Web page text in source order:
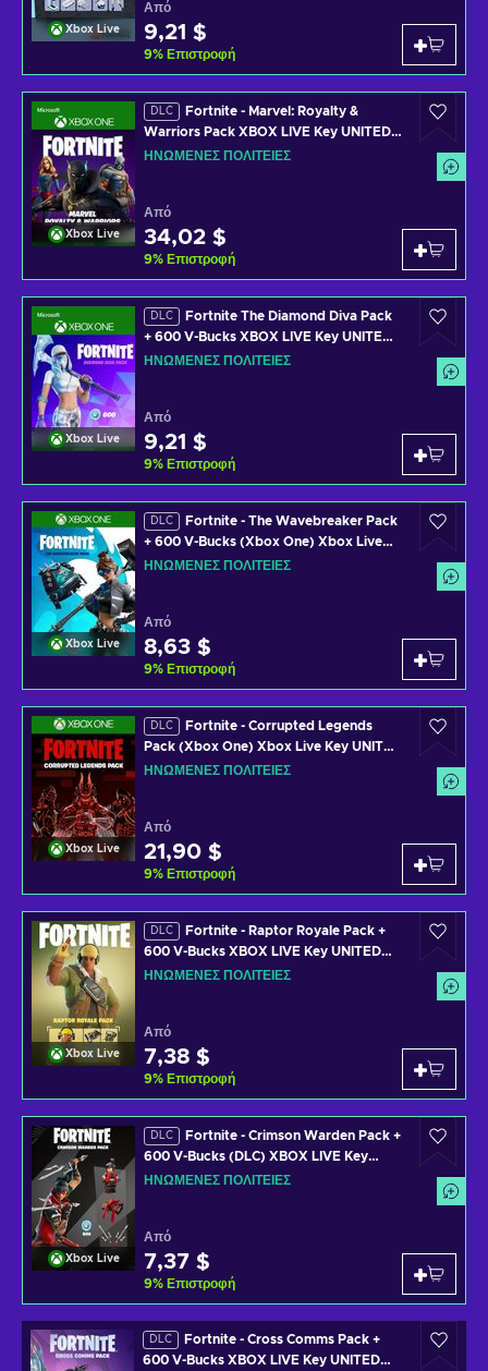
Xbox Live
Από
9,21 $
9% Επιστροφή
Xbox Live
DLC
Fortnite - Marvel: Royalty &
Warriors Pack XBOX LIVE Key UNITED
STATES
ΗΝΩΜΈΝΕΣ ΠΟΛΙΤΕΊΕΣ
Από
34,02 $
9% Επιστροφή
Xbox Live
DLC
Fortnite The Diamond Diva Pack
+ 600 V-Bucks XBOX LIVE Key UNITED
STATES
ΗΝΩΜΈΝΕΣ ΠΟΛΙΤΕΊΕΣ
Από
9,21 $
9% Επιστροφή
Xbox Live
DLC
Fortnite - The Wavebreaker Pack
+ 600 V-Bucks (Xbox One) Xbox Live
Key UNITED STATES
ΗΝΩΜΈΝΕΣ ΠΟΛΙΤΕΊΕΣ
Από
8,63 $
9% Επιστροφή
Xbox Live
DLC
Fortnite - Corrupted Legends
Pack (Xbox One) Xbox Live Key UNITED
STATES
ΗΝΩΜΈΝΕΣ ΠΟΛΙΤΕΊΕΣ
Από
21,90 $
9% Επιστροφή
Xbox Live
DLC
Fortnite - Raptor Royale Pack +
600 V-Bucks XBOX LIVE Key UNITED
STATES
ΗΝΩΜΈΝΕΣ ΠΟΛΙΤΕΊΕΣ
Από
7,38 $
9% Επιστροφή
Xbox Live
DLC
Fortnite - Crimson Warden Pack +
600 V-Bucks (DLC) XBOX LIVE Key
UNITED STATES
ΗΝΩΜΈΝΕΣ ΠΟΛΙΤΕΊΕΣ
Από
7,37 $
9% Επιστροφή
DLC
Fortnite - Cross Comms Pack +
600 V-Bucks XBOX LIVE Key UNITED